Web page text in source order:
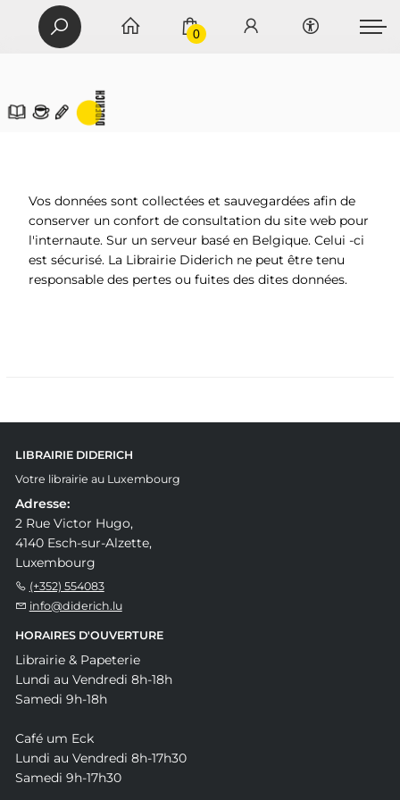
0
Vos données sont collectées et sauvegardées afin de
conserver un confort de consultation du site web pour
l'internaute. Sur un serveur basé en Belgique. Celui -ci
est sécurisé. La Librairie Diderich ne peut être tenu
responsable des pertes ou fuites des dites données.
LIBRAIRIE DIDERICH
Votre librairie au Luxembourg
Adresse:
2 Rue Victor Hugo,
4140 Esch-sur-Alzette,
Luxembourg
(+352) 554083
info@diderich.lu
HORAIRES D'OUVERTURE
Librairie & Papeterie
Lundi au Vendredi 8h-18h
Samedi 9h-18h
Café um Eck
Lundi au Vendredi 8h-17h30
Samedi 9h-17h30